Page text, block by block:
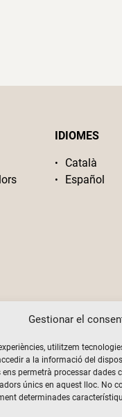
Gestionar el
utilitzem
a la informació del
permetrà processar dades
únics en aquest lloc. No
determinades
IDIOMES
Català
Español